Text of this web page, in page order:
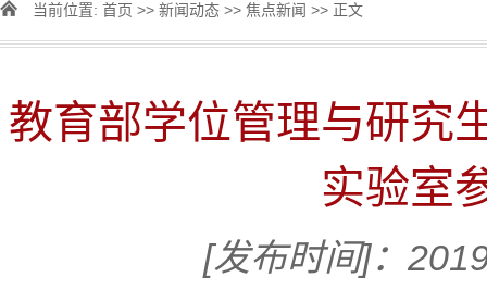
当前位置: 首页 >> 新闻动态 >> 焦点新闻 >> 正文
教育部学位管理与研究
实验室
[发布时间]：